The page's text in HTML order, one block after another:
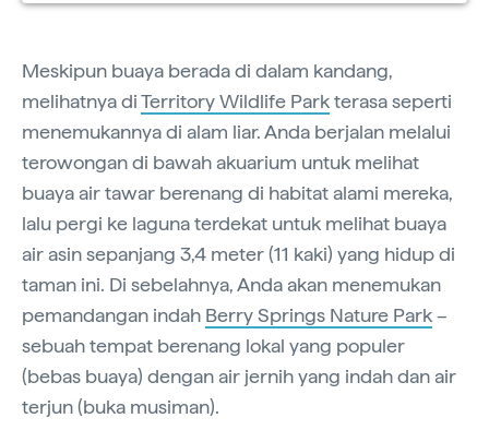
Meskipun buaya berada di dalam kandang,
melihatnya diTerritory Wildlife Parkterasa seperti
menemukannya di alam liar. Anda berjalan melalui
terowongan di bawah akuarium untuk melihat
buaya air tawar berenang di habitat alami mereka,
lalu pergi ke laguna terdekat untuk melihat buaya
air asin sepanjang 3,4 meter (11 kaki) yang hidup di
taman ini. Di sebelahnya, Anda akan menemukan
pemandangan indah Berry Springs Nature Park–
sebuah tempat berenang lokal yang populer
(bebas buaya) dengan air jernih yang indah dan air
terjun (buka musiman).